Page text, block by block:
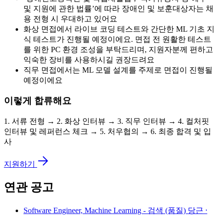
및 지원에 관한 법률’에 따라 장애인 및 보훈대상자는 채
용 전형 시 우대하고 있어요
화상 면접에서 라이브 코딩 테스트와 간단한 ML 기초 지
식 테스트가 진행될 예정이에요. 면접 전 원활한 테스트
를 위한 PC 환경 조성을 부탁드리며, 지원자분께 편하고
익숙한 장비를 사용하시길 권장드려요
직무 면접에서는 ML 모델 설계를 주제로 면접이 진행될
예정이에요
이렇게 합류해요
1. 서류 전형 → 2. 화상 인터뷰 → 3. 직무 인터뷰 → 4. 컬처핏
인터뷰 및 레퍼런스 체크 → 5. 처우협의 → 6. 최종 합격 및 입
사
지원하기
연관 공고
Software Engineer, Machine Learning - 검색 (품질) 당근 ⸱